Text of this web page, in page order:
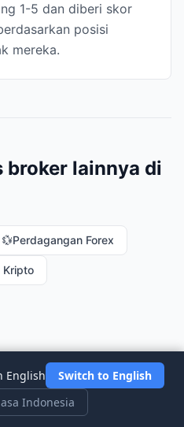
1-5 dan diberi skor
posisi
mereka.
broker lainnya di
💱Perdagangan Forex
Kripto
di Negara Lain
English
Switch to English
Indonesia